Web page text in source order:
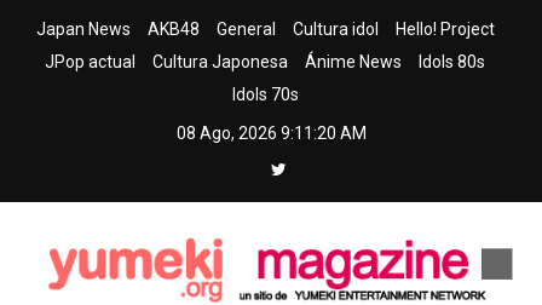
Japan News AKB48 General Cultura idol
Hello! Project
JPop actual
Cultura Japonesa Ánime News
Idols 80s
Idols 70s
08 Ago, 2026 9:11:21 AM